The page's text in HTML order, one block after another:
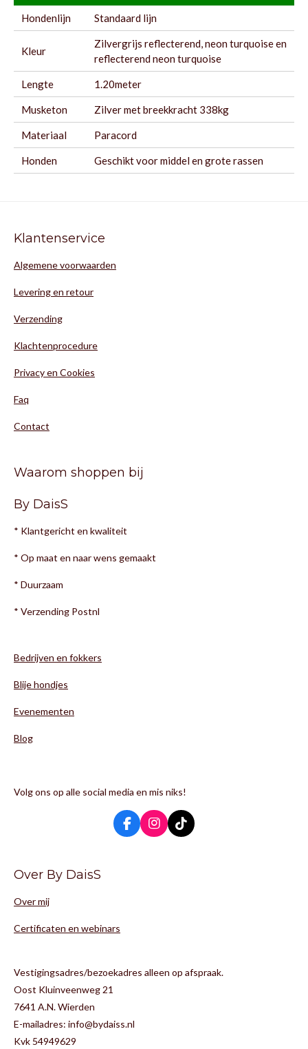
Hondenlijn
Standaard lijn
Kleur
Zilvergrijs reflecterend, neon turquoise en
reflecterend neon turquoise
Lengte 1.20meter
Musketon Zilver met breekkracht 338kg
Materiaal Paracord
Honden Geschikt voor middel en grote rassen
Klantenservice
Algemene voorwaarden
Levering en retour
Verzending
Klachtenprocedure
Privacy en Cookies
Faq
Contact
Waarom shoppen bij
By DaisS
* Klantgericht en kwaliteit
* Op maat en naar wens gemaakt
* Duurzaam
* Verzending Postnl
Bedrijven en fokkers
Blije hondjes
Evenementen
Blog
Volg ons op alle social media en mis niks!
F
a
I
n
T
i
Over By DaisS
Over mij
Certificaten en webinars
Vestigingsadres/bezoekadres alleen op afspraak.
Oost Kluinveenweg 21
7641 A.N. Wierden
E-mailadres: info@bydaiss.nl
Kvk 54949629